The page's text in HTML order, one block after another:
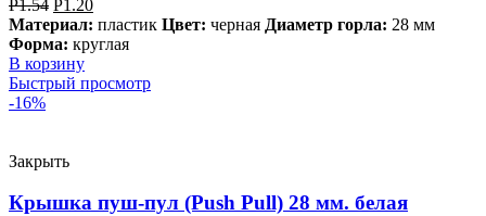
Р1.54 Р1.20
Материал: пластик Цвет: черная Диаметр горла: 28 мм
Форма: круглая
В корзину
Быстрый просмотр
-16%
Закрыть
Крышка пуш-пул (Push Pull) 28 мм. белая